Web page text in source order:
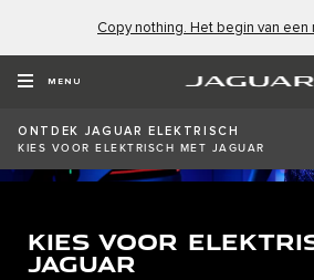
Copy nothing. Het begin van
MENU
ONTDEK JAGUAR ELEKTRISCH
KIES VOOR ELEKTRISCH MET JAGUAR
KIES VOOR
JAGUAR